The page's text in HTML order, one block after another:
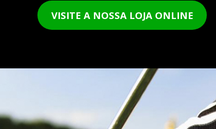
VISITE A NOSSA LOJA ONLINE